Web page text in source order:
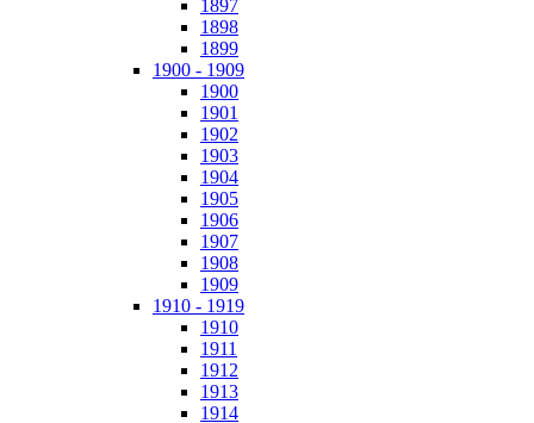
1897
1898
1899
1900 - 1909
1900
1901
1902
1903
1904
1905
1906
1907
1908
1909
1910 - 1919
1910
1911
1912
1913
1914